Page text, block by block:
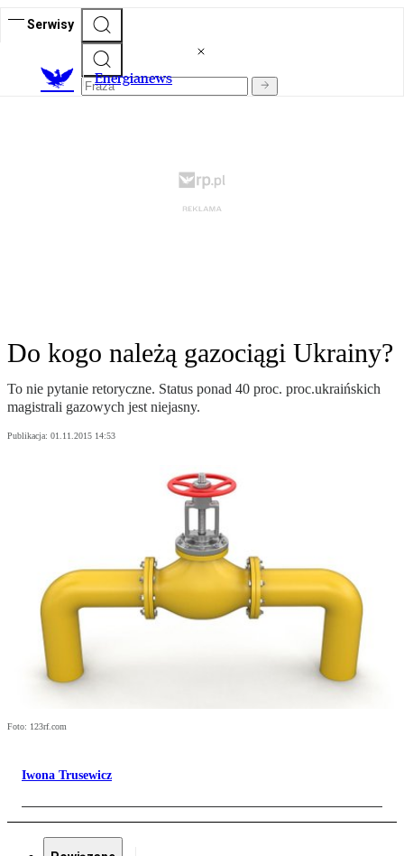
Serwisy
Energianews
Do kogo należą gazociągi Ukrainy?
To nie pytanie retoryczne. Status ponad 40 proc. proc.ukraińskich
magistrali gazowych jest niejasny.
Publikacja: 01.11.2015 14:53
Foto: 123rf.com
Iwona Trusewicz